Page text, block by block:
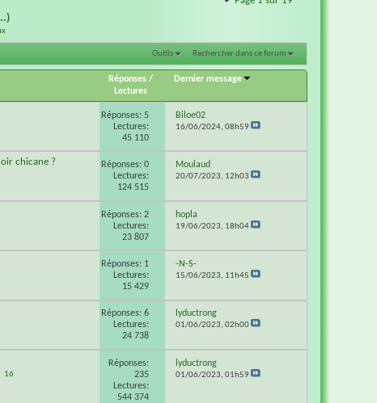
Outils Rechercher dans ce forum
Réponses /
Lectures
Dernier message
Réponses: 5
Lectures:
45 110
Biloe02
16/06/2024, 08h59
chicane ?
Réponses: 0
Lectures:
124 515
Moulaud
20/07/2023, 12h03
Réponses: 2
Lectures:
23 807
hopla
19/06/2023, 18h04
Réponses: 1
Lectures:
15 429
-N-S-
15/06/2023, 11h45
Réponses: 6
Lectures:
24 738
lyductrong
01/06/2023, 02h00
16
Réponses:
235
Lectures:
544 374
lyductrong
01/06/2023, 01h59